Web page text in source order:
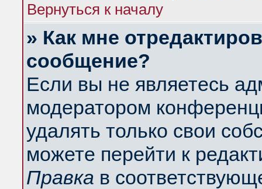
Вернуться к началу
» Как мне
сообщение?
Если вы не являетесь
модератором
удалять только свои
можете перейти к
Правка в